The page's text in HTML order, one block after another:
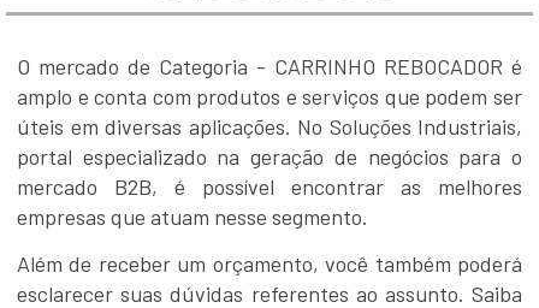
O mercado de Categoria - CARRINHO REBOCADOR é
amplo e conta com produtos e serviços que podem ser
úteis em diversas aplicações. No Soluções Industriais,
portal especializado na geração de negócios para o
mercado B2B, é possível encontrar as melhores
empresas que atuam nesse segmento.
Além de receber um orçamento, você também poderá
esclarecer suas dúvidas referentes ao assunto. Saiba